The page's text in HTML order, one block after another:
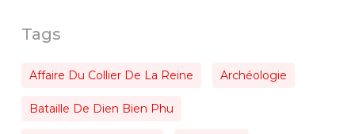
Tags
Affaire Du Collier De La Reine Archéologie
Bataille De Dien Bien Phu